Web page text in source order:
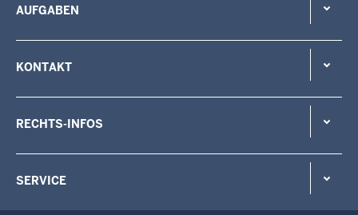
AUFGABEN
KONTAKT
RECHTS-INFOS
SERVICE